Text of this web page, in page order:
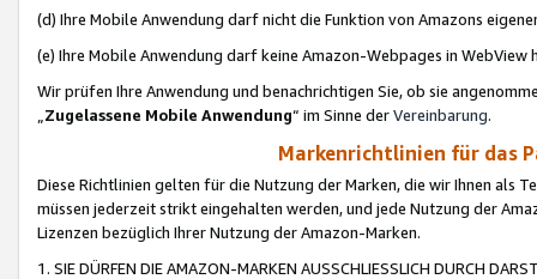
(d) Ihre Mobile Anwendung darf nicht die Funktion von Amazons
(e) Ihre Mobile Anwendung darf keine Amazon-Webpages in WebView
Wir prüfen Ihre Anwendung und benachrichtigen Sie, ob sie
„Zugelassene Mobile Anwendung“ im Sinne derVereinbarung.
Markenrichtlinien für das
Diese Richtlinien gelten für die Nutzung der Marken, die wir Ihnen als
müssen jederzeit strikt eingehalten werden, und jede Nutzung der
Lizenzen bezüglich Ihrer Nutzung der Amazon-Marken.
1. SIE DÜRFEN DIE AMAZON-MARKEN AUSSCHLIESSLICH DURCH